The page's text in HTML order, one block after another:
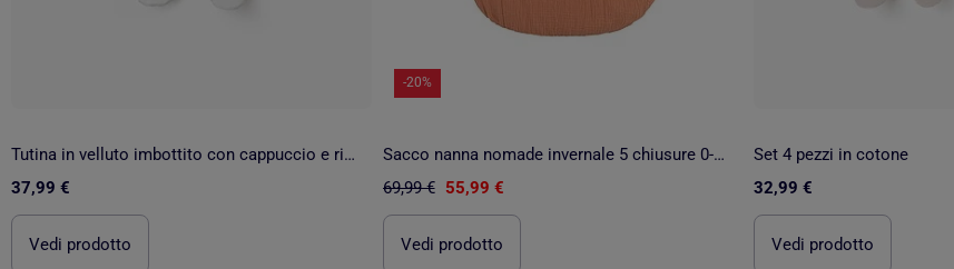
Tutina in velluto imbottito con cappuccio e ricamo
37,99 €
Vedi prodotto
-20%
Sacco nanna nomade invernale 5 chiusure 0-3 mesi - SAUTHON
69,99 € 55,99 €
Vedi prodotto
Set 4 pezzi in cotone
32,99 €
Vedi prodotto